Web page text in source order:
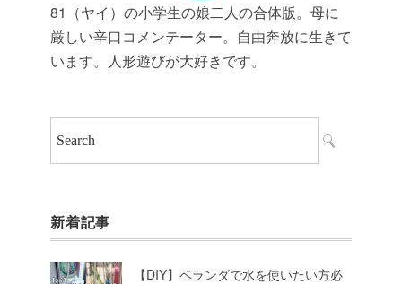
81（ヤイ）の小学生の娘二人の合体版。母に
厳しい辛口コメンテーター。自由奔放に生きて
います。人形遊びが大好きです。
新着記事
【DIY】ベランダで水を使いたい方必